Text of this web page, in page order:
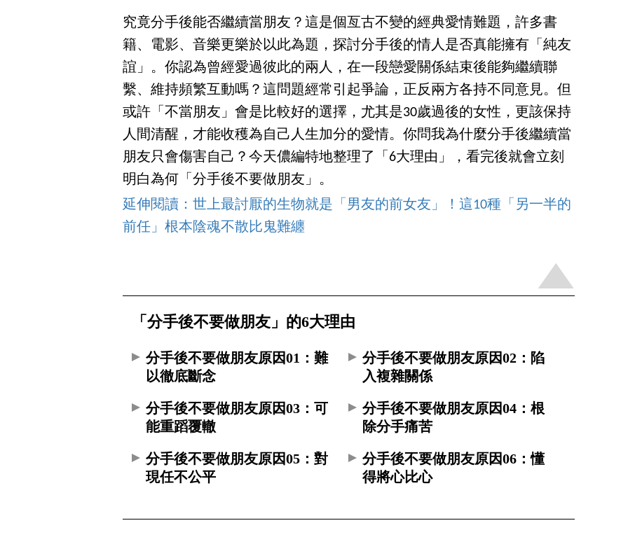
究竟分手後能否繼續當朋友？這是個亙古不變的經典愛情難題，許多書
籍、電影、音樂更樂於以此為題，探討分手後的情人是否真能擁有「純友
誼」。你認為曾經愛過彼此的兩人，在一段戀愛關係結束後能夠繼續聯
繫、維持頻繁互動嗎？這問題經常引起爭論，正反兩方各持不同意見。但
或許「不當朋友」會是比較好的選擇，尤其是30歲過後的女性，更該保持
人間清醒，才能收穫為自己人生加分的愛情。你問我為什麼分手後繼續當
朋友只會傷害自己？今天儂編特地整理了「6大理由」，看完後就會立刻
明白為何「分手後不要做朋友」。
延伸閱讀：世上最討厭的生物就是「男友的前女友」！這10種「另一半的
前任」根本陰魂不散比鬼難纏
「分手後不要做朋友」的6大理由
分手後不要做朋友原因01：難
以徹底斷念
分手後不要做朋友原因02：陷
入複雜關係
分手後不要做朋友原因03：可
能重蹈覆轍
分手後不要做朋友原因04：根
除分手痛苦
分手後不要做朋友原因05：對
現任不公平
分手後不要做朋友原因06：懂
得將心比心